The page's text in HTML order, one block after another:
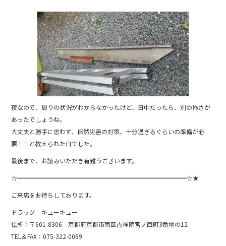
夜なので、周りの状況がわからなかったけど、日中だったら、別の怖さが
あったでしょうね。
大丈夫と勝手に思わず、自然災害の対策、十分過ぎるぐらいの準備が必
要！！と教えられた日でした。
最後まで、お読みいただき有難うございます。
☆━━━━━━━━━━━━━━━━━━━━━━━━━━━━☆★
ご来店をお待ちしております。
ドラッグ キューキュー
住所：〒601-8306 京都府京都市南区吉祥院宮ノ西町3番地の12
TEL＆FAX：075-322-0069